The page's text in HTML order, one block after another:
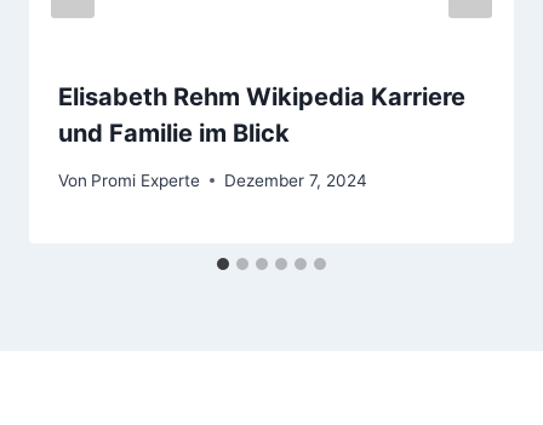
Elisabeth Rehm Wikipedia Karriere
und Familie im Blick
Von Promi Experte Dezember 7, 2024